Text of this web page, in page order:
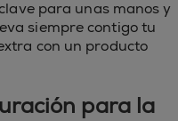
para unas manos y
siempre contigo tu
con un producto
para la